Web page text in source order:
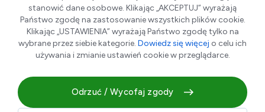
Spektakl
stanowić dane osobowe. Klikając „AKCEPTUJ” wyrażają
Państwo zgodę na zastosowanie wszystkich plików cookie.
Klikając „USTAWIENIA” wyrażają Państwo zgodę tylko na
wybrane przez siebie kategorie. Dowiedz się więcej o celu ich
używania i zmianie ustawień cookie w przeglądarce.
Odrzuć / Wycofaj zgody